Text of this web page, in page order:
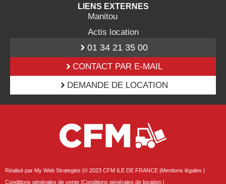
LIENS EXTERNES
Manitou
Actis location
01 34 21 35 00
CONTACT PAR E-MAIL
DEMANDE DE LOCATION
Réalisé par My Web Strategies | © 2023 CFM ILE DE FRANCE | Mentions légales |
Conditions générales de vente | Conditions générales de location |